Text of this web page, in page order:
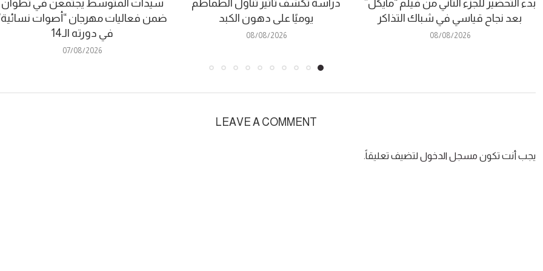
بدء التحضير للجزء الثاني من فيلم “مايكل”
بعد نجاح قياسي في شباك التذاكر
08/08/2026
دراسة تكشف تأثير تناول الطماطم
يوميًا على دهون الكبد
08/08/2026
سيدات المتوسط يجتمعن في تطوان
ضمن فعاليات مهرجان “أصوات
في دورته الـ14
07/08/2026
LEAVE A COMMENT
يجب أنت تكون مسجل الدخول لتضيف تعليقاً.